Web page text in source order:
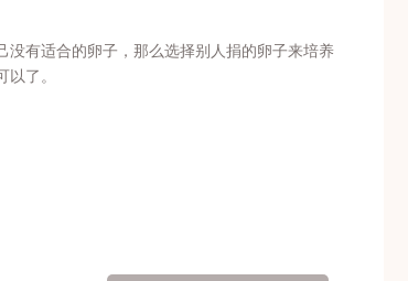
没有适合的卵子，那么选择别人捐的卵子来培养
了。